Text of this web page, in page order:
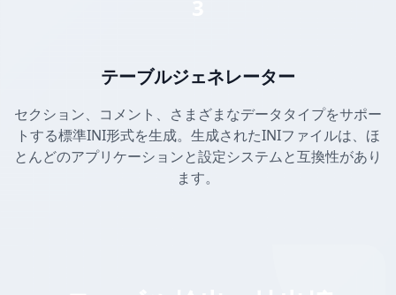
テーブルジェネレーター
セクション、コメント、さまざまなデータタイプをサポー
トする標準INI形式を生成。生成されたINIファイルは、ほ
とんどのアプリケーションと設定システムと互換性があり
ます。